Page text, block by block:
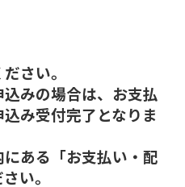
さい。
みの場合は、お支払
み受付完了となりま
ある「お支払い・配
い。